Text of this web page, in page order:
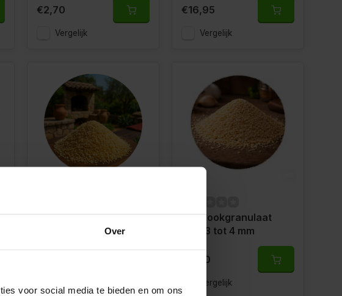
Over
voor social media te bieden en om ons
€2,70
Vergelijk
€16,95
Vergelijk
Knoflookgranulaat
grof 3 tot 4 mm
€5,80
Vergelijk